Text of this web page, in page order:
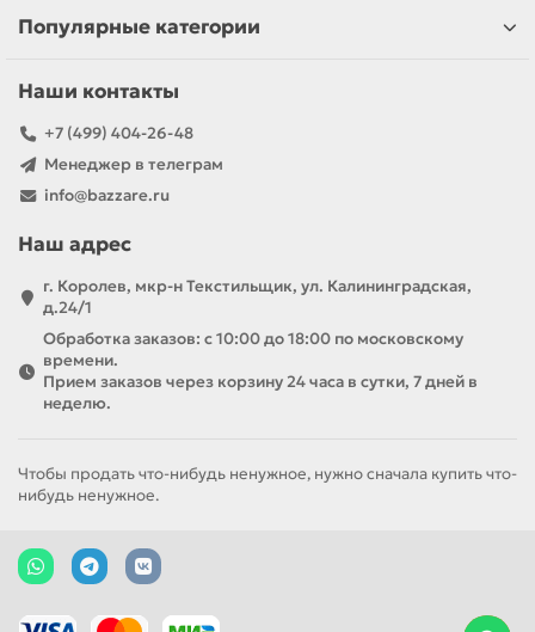
Популярные категории
Наши контакты
+7 (499) 404-26-48
Менеджер в телеграм
info@bazzare.ru
Наш адрес
г. Королев, мкр-н Текстильщик, ул. Калининградская,
д.24/1
Обработка заказов: с 10:00 до 18:00 по московскому
времени.
Прием заказов через корзину 24 часа в сутки, 7 дней в
неделю.
Чтобы продать что-нибудь ненужное, нужно сначала купить что-
нибудь ненужное.